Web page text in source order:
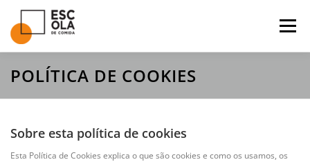
conteúdo
Menu
ASSINE A NEWSLETTER ACESSE O APLICATIVO
POLÍTICA DE COOKIES
Sobre esta política de cookies
Esta Política de Cookies explica o que são cookies e como os usamos, os